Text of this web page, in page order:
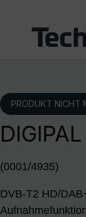
PRODUKT NICHT
(0001/4935)
DVB-T2 HD/